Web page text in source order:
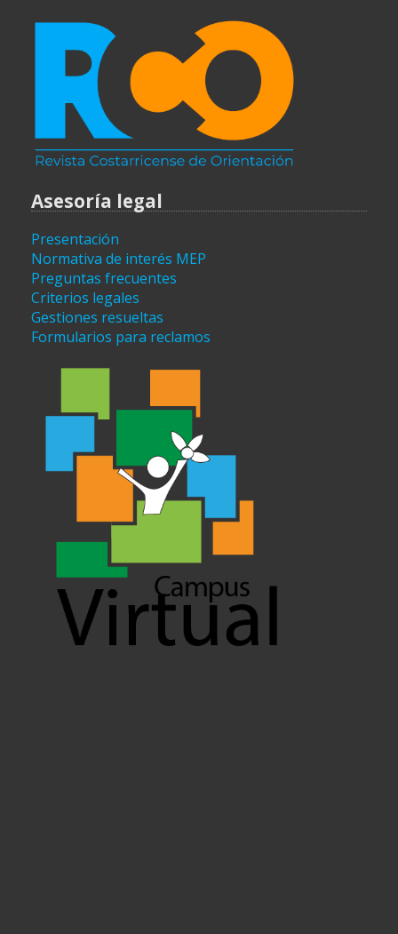
Asesoría legal
Presentación
Normativa de interés MEP
Preguntas frecuentes
Criterios legales
Gestiones resueltas
Formularios para reclamos